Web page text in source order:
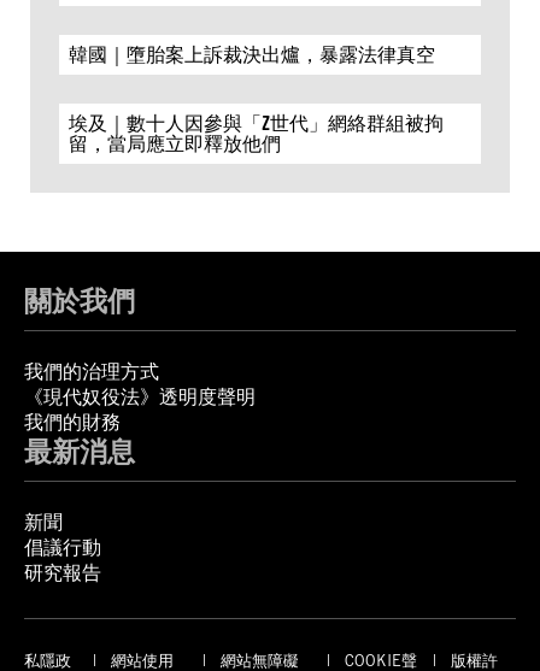
韓國｜墮胎案上訴裁決出爐，暴露法律真空
埃及｜數十人因參與「Z世代」網絡群組被拘
留，當局應立即釋放他們
關於我們
我們的治理方式
《現代奴役法》透明度聲明
我們的財務
最新消息
新聞
倡議行動
研究報告
私隱政 網站使用 網站無障礙 COOKIE聲 版權許